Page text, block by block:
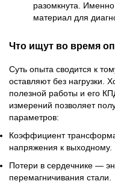
разомкнута.
материал для
Что ищут во время
Суть опыта сводится к
оставляют без нагрузки.
полезной работы и его
измерений позволяет
параметров:
Коэффициент
напряжения к выходному.
Потери в сердечнике —
перемагничивания стали.